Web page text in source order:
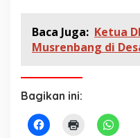
Baca Juga: Ketua
Musrenbang di
Bagikan ini: